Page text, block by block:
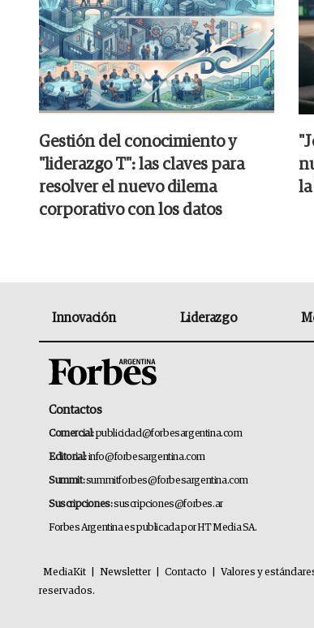
Gestión del conocimiento y
"liderazgo T": las claves para
resolver el nuevo dilema
corporativo con los datos
la
Innovación Liderazgo
Contactos
Comercial:publicidad@forbesargentina.com
Editorial:info@forbesargentina.com
Summit:summitforbes@forbesargentina.com
Suscripciones:suscripciones@forbes.ar
Forbes Argentina es publicada por HT Media SA.
MediaKit Newsletter Contacto Valores y
reservados.